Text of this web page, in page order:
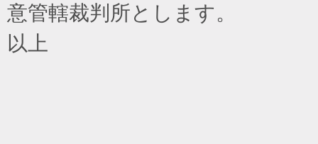
意管轄裁判所とします。
以上